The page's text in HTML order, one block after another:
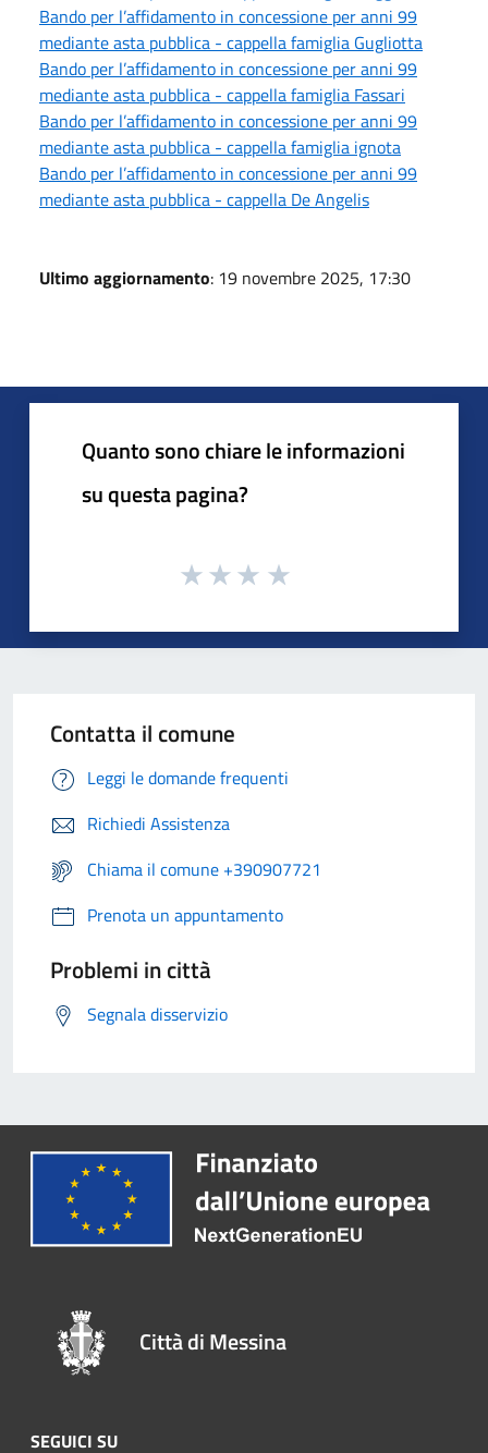
Bando per l’affidamento in concessione per anni 99
mediante asta pubblica - cappella famiglia Gugliotta
Bando per l’affidamento in concessione per anni 99
mediante asta pubblica - cappella famiglia Fassari
Bando per l’affidamento in concessione per anni 99
mediante asta pubblica - cappella famiglia ignota
Bando per l’affidamento in concessione per anni 99
mediante asta pubblica - cappella De Angelis
Ultimo aggiornamento: 19 novembre 2025, 17:30
Quanto sono chiare le informazioni
su questa pagina?
Contatta il comune
Leggi le domande frequenti
Richiedi Assistenza
Chiama il comune +390907721
Prenota un appuntamento
Problemi in città
Segnala disservizio
Città di Messina
SEGUICI SU